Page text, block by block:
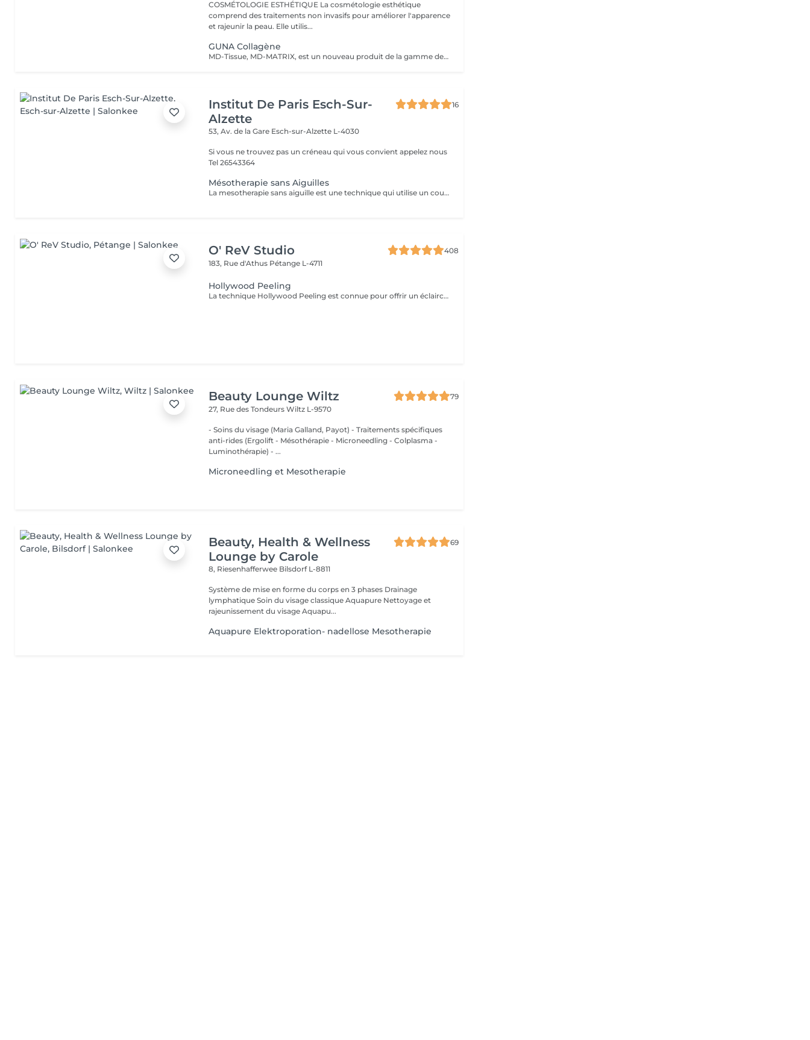
COSMÉTOLOGIE ESTHÉTIQUE La cosmétologie esthétique
comprend des traitements non invasifs pour améliorer l'apparence
et rajeunir la peau. Elle utilis...
GUNA Collagène
MD-Tissue, MD-MATRIX, est un nouveau produit de la gamme des dispositifs médicaux recommandés aussi bien pour les femmes que pour les hommes. Le collagène contenu dans le produit hydrate intensément les peaux matures et réduit l'apparence des rides et autres signes du vieillissement cutané (y compris le photovieillissement). La préparation peut être injectée directement dans des zones spécifiques de la peau pour remodeler mécaniquement les tissus et lisser les rides. La préparation a été enrichie d'ingrédients actifs supplémentaires tels que l'acide ascorbique (vitamine C), le magnésium, le chlorhydrate de pyridoxine (vitamine B6), la riboflavine (vitamine B2), la thiamine (vitamine B1). MD-Tissue peut être utilisé seul, ainsi que comme support pour d'autres préparations utilisées en médecine esthétique, comme l'acide hyaluronique ou le botox. Application: - effet anti-âge, - réduction des effets du photovieillissement, - correction des rides, - raffermissant, - Stärkt das extrazelluläre Matrixgewebe,
Institut De Paris Esch-Sur-
Alzette
16
53, Av. de la Gare Esch-sur-Alzette L-4030
Si vous ne trouvez pas un créneau qui vous convient appelez nous
Tel 26543364
Mésotherapie sans Aiguilles
La mesotherapie sans aiguille est une technique qui utilise un courant galvanique afin d'ouvrir les pores de la peau et y faire pénétrer le sérum plus en profondeur sans laisser de marques ou d'irritations
O' ReV Studio
408
183, Rue d'Athus Pétange L-4711
Hollywood Peeling
La technique Hollywood Peeling est connue pour offrir un éclaircissement immédiat de la peau et une apparence lisse et rafraîchie. Il est idéal pour les personnes ayant une peau à tendance acnéique, un teint terne ou des signes de vieillissement, et il est particulièrement bénéfique avant un événement spécial en raison de ses résultats rapides et visibles. Contre Indications: - Non recommandé pour les peaux foncées.
Beauty Lounge Wiltz
79
27, Rue des TondeursWiltz L-9570
- Soins du visage (Maria Galland, Payot) - Traitements spécifiques
anti-rides (Ergolift - Mésothérapie - Microneedling - Colplasma -
Luminothérapie) - ...
Microneedling et Mesotherapie
Beauty, Health & Wellness
Lounge by Carole
69
8, Riesenhafferwee Bilsdorf L-8811
Système de mise en forme du corps en 3 phases Drainage
lymphatique Soin du visage classique Aquapure Nettoyage et
rajeunissement du visage Aquapu...
Aquapure Elektroporation- nadellose Mesotherapie